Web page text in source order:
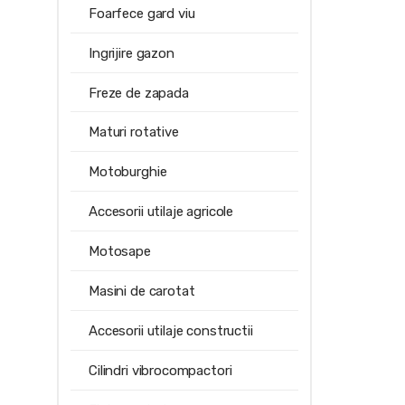
Foarfece gard viu
Ingrijire gazon
Freze de zapada
Maturi rotative
Motoburghie
Accesorii utilaje agricole
Motosape
Masini de carotat
Accesorii utilaje constructii
Cilindri vibrocompactori